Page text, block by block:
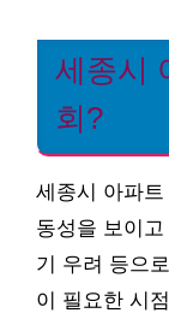
세종시
회?
세종시 아파
동성을 보이
기 우려 등으
이 필요한 시